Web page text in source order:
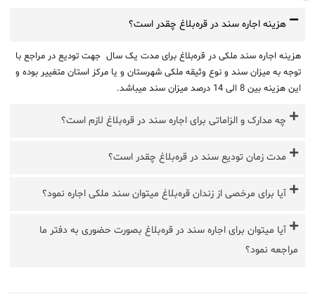
هزینه اجاره سند در قره‌بلاغ چقدر است؟
هزینه اجاره سند ملکی در قره‌بلاغ برای مدت یک سال جهت تودیع در مراجع با
توجه به میزان سند و نوع وثیقه ملکی شهرستان و یا مرکز استان متغییر بوده و
این هزینه بین 8 الی 14 درصد میزان سند میباشد.
چه مدارک و الزاماتی برای اجاره سند در قره‌بلاغ لازم است؟
مدت زمان تودیع سند در قره‌بلاغ چقدر است؟
آیا برای مرخصی از زندان قره‌بلاغ میتوان سند ملکی اجاره نمود؟
آیا میتوان برای اجاره سند در قره‌بلاغ بصورت حضوری به دفتر ما
مراجعه نمود؟